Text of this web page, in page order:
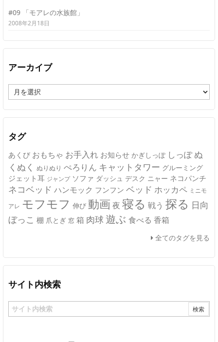
#09 「モアレの水族館」
2008年2月18日
アーカイブ
ー
カ
イ
タグ
あくび おもちゃ お手入れ お知らせ かぎしっぽ しっぽ ぬ
くぬく ぬりぬり ぺろりん キャットタワー グルーミング
ジェット耳 ジャンプ ソファ ダッシュ デスク ニャー ネコパンチ
ネコベッド ハンモック フンフン ベッド ホッカペ ミニモ
アレ モフモフ 伸び 動画 夜 寝る 戦う 探る 日向
ぼっこ 棚 爪とぎ 窓 箱 肉球 遊ぶ 食べる 香箱
全てのタグを見る
サイト内検索